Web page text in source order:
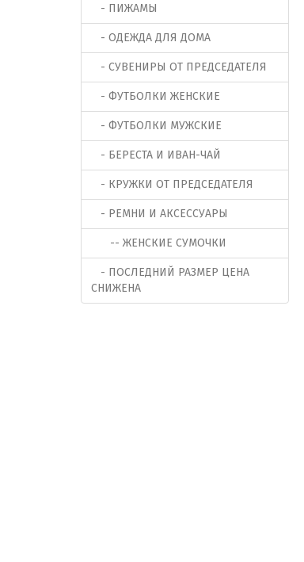
- ПИЖАМЫ
- ОДЕЖДА ДЛЯ ДОМА
- СУВЕНИРЫ ОТ ПРЕДСЕДАТЕЛЯ
- ФУТБОЛКИ ЖЕНСКИЕ
- ФУТБОЛКИ МУЖСКИЕ
- БЕРЕСТА И ИВАН-ЧАЙ
- КРУЖКИ ОТ ПРЕДСЕДАТЕЛЯ
- РЕМНИ И АКСЕССУАРЫ
-- ЖЕНСКИЕ СУМОЧКИ
- ПОСЛЕДНИЙ РАЗМЕР ЦЕНА
СНИЖЕНА